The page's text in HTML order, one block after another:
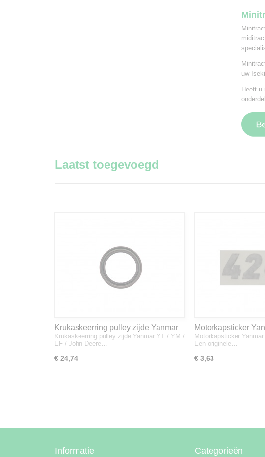
uw
Heeft u
Laatst toegevoegd
Krukaskeerring pulley zijde Yanmar
YT / YM / EF / John Deere - 119934-
01800
Krukaskeerring pulley zijde Yanmar YT / YM /
EF / John Deere…
€ 24,74
Motorkapsticker
1A8323-65630
Motorkapsticker
Een originele…
€ 3,63
Informatie Categorieën